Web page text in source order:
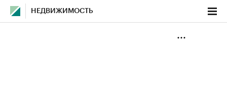
НЕДВИЖИМОСТЬ